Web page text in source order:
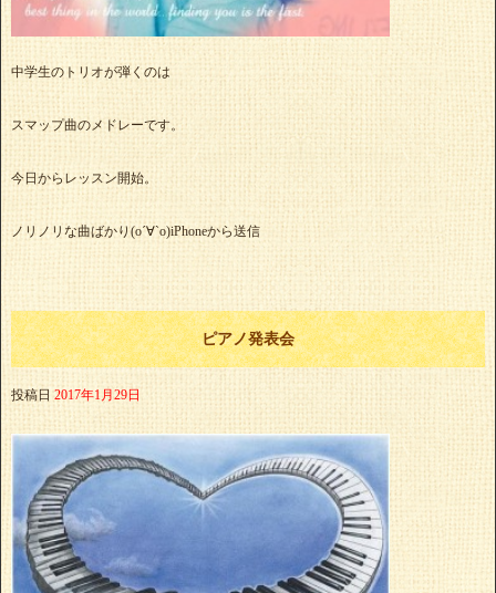
中学生のトリオが弾くのは
スマップ曲のメドレーです。
今日からレッスン開始。
ノリノリな曲ばかり(о´∀`о)iPhoneから送信
ピアノ発表会
投稿日 2017年1月29日